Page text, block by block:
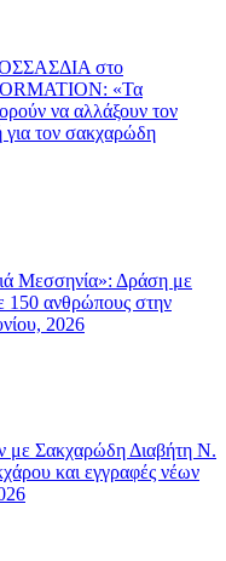
στο
«Τα
να αλλάξουν τον
για τον σακχαρώδη
Μεσσηνία»: Δράση με
150 ανθρώπους στην
2026
με Σακχαρώδη Διαβήτη Ν.
και εγγραφές νέων